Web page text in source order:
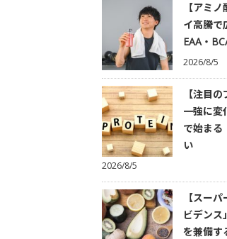
【アミ
イ高騰で
EAA・
2026/8/5
【注目
一強に変
で始まる
い
2026/8/5
【スー
ビデンス
を兼備す